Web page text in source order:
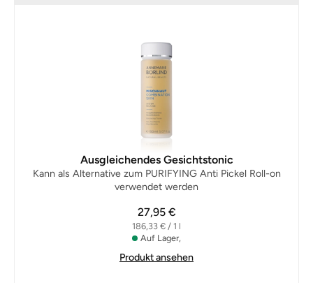
Ausgleichendes Gesichtstonic
Kann als Alternative zum PURIFYING Anti Pickel Roll-on
verwendet werden
27,95 €
186,33 € / 1 l
Auf Lager,
Produkt ansehen